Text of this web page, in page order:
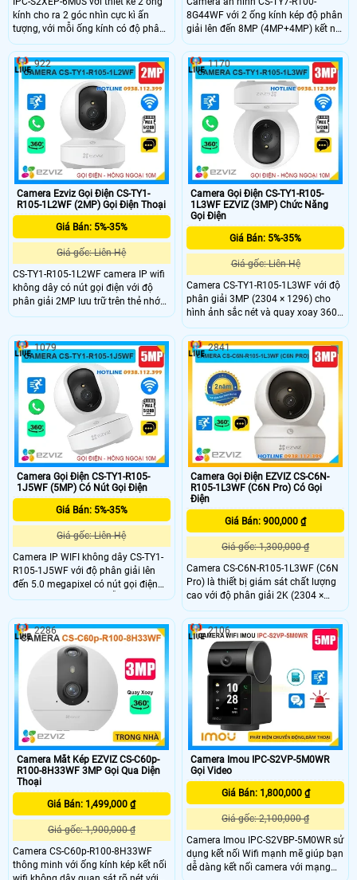
kính cho ra 2 góc nhìn cực kì ấn
tượng, với mỗi ống kính có độ phân
giải 6.0Mp cho ra hình ảnh 2K sắc
nét, tích hợp micro và loa giúp đàm
thoại 2 chiều trực tiếp, nhìn được
hình ảnh có màu vào ban đêm với
khoảng cách 15m.
8G44WF với 2 ống kính kép độ phân
giải lên đến 8MP (4MP+4MP) kết nối
wifi không dây có khe thẻ nhớ
512GB, chip xử lý CMOS. hồng ngoại
10m phát hiện chuyển động thông
minh hình ảnh sắc nét. Camera hỗ
trợ nút gọi điện thoại chỉ cần 1
chạm, 1 ống kính cố định và 1 ống
kính quay quét được 360 độ dễ
dàng sử dụng giá rẻ.
Camera Ezviz Gọi Điện CS-TY1-
R105-1L2WF (2MP) Gọi Điện Thoại
Giá Bán: 5%-35%
Giá gốc: Liên Hệ
CS-TY1-R105-1L2WF camera IP wifi
không dây có nút gọi điện với độ
phân giải 2MP lưu trữ trên thẻ nhớ
512GB chip xử lý CMOS cho hình
10m hỗ trợ chức năng tự động theo
dõi người xâm nhập Phát hiện hình
dạng con người thông minh tích
hợp mic và loa dễ dàng đàm thoại
được 2 chiều giá rẻ phù hợp lắp đặt
trong nhà.
922
Camera Gọi Điện CS-TY1-R105-
1L3WF EZVIZ (3MP) Chức Năng
Gọi Điện
Giá Bán: 5%-35%
Giá gốc: Liên Hệ
Camera CS-TY1-R105-1L3WF với độ
phân giải 3MP (2304 × 1296) cho
hình ảnh sắc nét và quay xoay 360
độ, bao quát toàn bộ không gian.
Công nghệ nén H.265 giúp tiết kiệm
băng thông, tích hợp AI phát hiện và
theo dõi chuyển động thông minh.
Ngoài ra, camera hỗ trợ thẻ nhớ lên
đến 512GB, đàm thoại hai chiều với
micro và loa tích hợp, cùng hồng
ngoại 10m giúp quan sát rõ ràng cả
trong đêm.
1170
Camera Gọi Điện CS-TY1-R105-
1J5WF (5MP) Có Nút Gọi Điện
Giá Bán: 5%-35%
Giá gốc: Liên Hệ
Camera IP WIFI không dây CS-TY1-
R105-1J5WF với độ phân giải lên
đến 5.0 megapixel có nút gọi điện
thoại chỉ cần 1 chạm dễ dàng giám
nhìn xa 10m. Camera được thiết kế
mỹ thuật cao và bắt mắt, camera có
khả năng xoay 360 độ tích họp mic
và loa đàm thoại 2 chiều, phát hiện
và theo dõi chuyển động thông
minh camera cho hình ảnh sắc nét
giá rẻ.
1079
Camera Gọi Điện EZVIZ CS-C6N-
R105-1L3WF (C6N Pro) Có Gọi
Điện
Giá Bán: 900,000 ₫
Giá gốc: 1,300,000 ₫
Camera CS-C6N-R105-1L3WF (C6N
Pro) là thiết bị giám sát chất lượng
cao với độ phân giải 2K (2304 ×
1296) mang lại hình ảnh sắc nét và
chi tiết Camera có khả năng quay
xoay 360 độ đàm thoại 2 chiều tích
hợp nút gọi điện cảm ứng tiện lợi
giúp bạn dễ dàng tương tác từ xa
2841
Camera Mắt Kép EZVIZ CS-C60p-
R100-8H33WF 3MP Gọi Qua Diện
Thoại
Giá Bán: 1,499,000 ₫
Giá gốc: 1,900,000 ₫
Camera CS-C60p-R100-8H33WF
thông minh với ống kính kép kết nối
2286
Camera Imou IPC-S2VP-5M0WR
Gọi Video
Giá Bán: 1,800,000 ₫
Giá gốc: 2,100,000 ₫
Camera Imou IPC-S2VBP-5M0WR sử
dụng kết nối Wifi mạnh mẽ giúp bạn
dễ dàng kết nối camera với mạng
2106